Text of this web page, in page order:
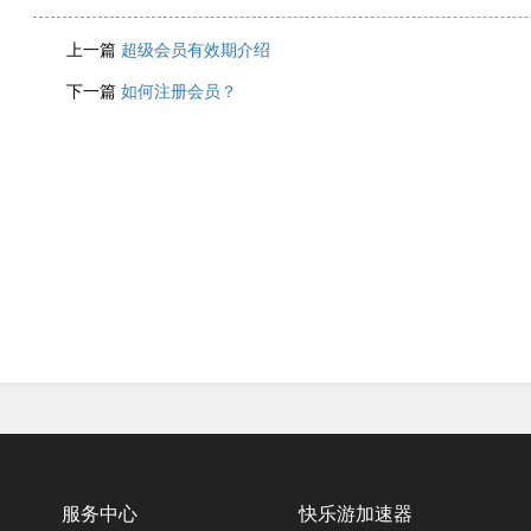
上一篇 超级会员有效期介绍
下一篇 如何注册会员？
服务中心 快乐游加速器